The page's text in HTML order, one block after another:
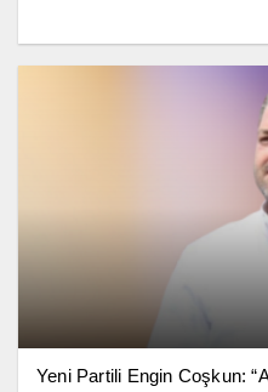
Yeni Partili Engin Coşkun: